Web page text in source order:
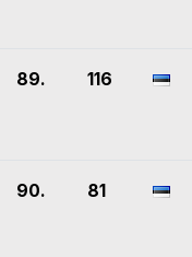
89. 116
90. 81